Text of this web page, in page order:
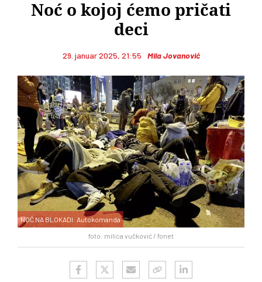
Noć o kojoj ćemo pričati
deci
29. januar 2025, 21:55 Mila Jovanović
foto: milica vučković / fonet
NOĆ NA BLOKADI: Autokomanda